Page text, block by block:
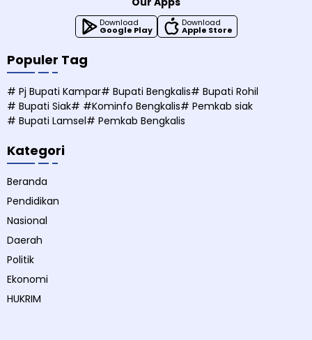
Download
Google Play
Download
Apple Store
Populer Tag
# Pj Bupati Kampar# Bupati Bengkalis# Bupati Rohil
# Bupati Siak# #Kominfo Bengkalis# Pemkab siak
# Bupati Lamsel# Pemkab Bengkalis
Kategori
Beranda
Pendidikan
Nasional
Daerah
Politik
Ekonomi
HUKRIM